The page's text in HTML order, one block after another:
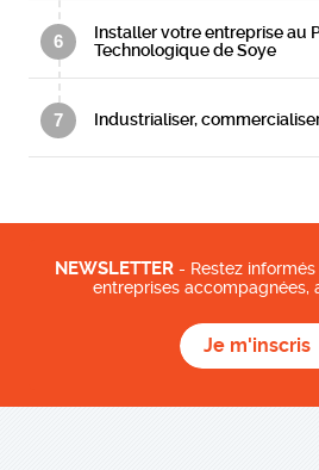
6
Installer votre entreprise au
Technologique de Soye
7 Industrialiser,
NEWSLETTER - Restez
entreprises accompagnées,
Je m'inscris